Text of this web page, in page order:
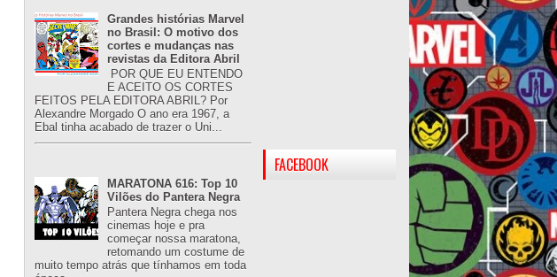
Grandes histórias Marvel
no Brasil: O motivo dos
cortes e mudanças nas
revistas da Editora Abril
POR QUE EU ENTENDO
E ACEITO OS CORTES
FEITOS PELA EDITORA ABRIL? Por
Alexandre Morgado O ano era 1967, a
Ebal tinha acabado de trazer o Uni...
MARATONA 616: Top 10
Vilões do Pantera Negra
Pantera Negra chega nos
cinemas hoje e pra
começar nossa maratona,
retomando um costume de
muito tempo atrás que tínhamos em toda
FACEBOOK